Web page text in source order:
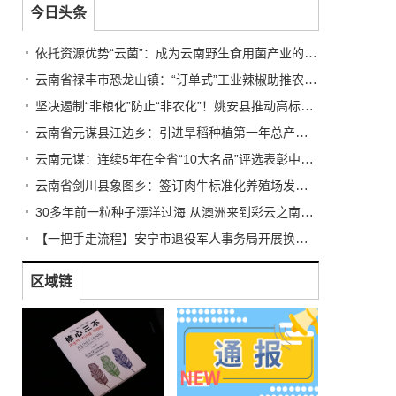
今日头条
依托资源优势“云菌”：成为云南野生食用菌产业的亮丽名片
云南省禄丰市恐龙山镇：“订单式”工业辣椒助推农民增收
坚决遏制“非粮化”防止“非农化”！姚安县推动高标准农田建设
云南省元谋县江边乡：引进旱稻种植第一年总产量达1044吨
云南元谋：连续5年在全省“10大名品”评选表彰中有所斩获
云南省剑川县象图乡：签订肉牛标准化养殖场发展建设协议
30多年前一粒种子漂洋过海 从澳洲来到彩云之南扎根临沧
【一把手走流程】安宁市退役军人事务局开展换位体验活动
区域链